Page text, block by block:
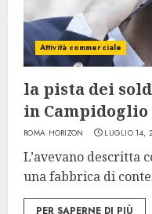
Attività commerciale
la pista dei
in Campidoglio
ROMA HORIZON LUGLIO 14,
L’avevano descritta
una fabbrica di
PER SAPERNE DI PIÙ